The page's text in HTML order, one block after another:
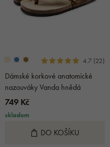
4.7 (22)
Dámské korkové anatomické
nazouváky Vanda hnědá
749 Kč
skladem
DO KOŠÍKU